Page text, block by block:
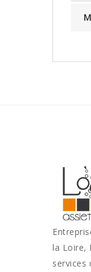
la Loire,
services